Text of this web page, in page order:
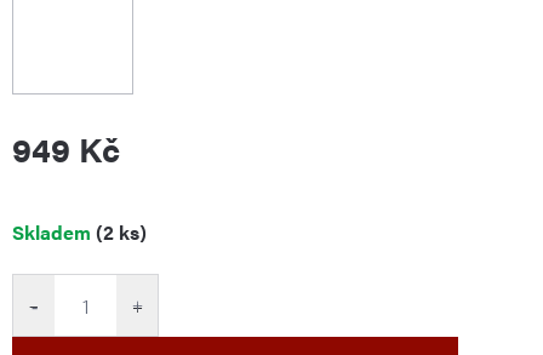
949 Kč
Měrná
Skladem (2 ks)
+
−